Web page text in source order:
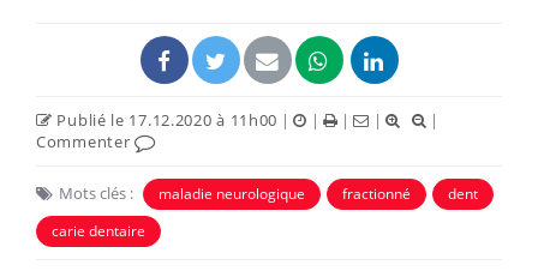
Publié le 17.12.2020 à 11h00 | | | |
|
Commenter
Mots clés : maladie neurologique fractionné
dent
carie dentaire